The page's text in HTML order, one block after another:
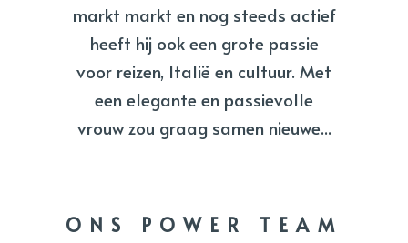
markt markt en nog steeds actief
heeft hij ook een grote passie
voor reizen, Italië en cultuur. Met
een elegante en passievolle
vrouw zou graag samen nieuwe...
ONS POWER TEAM